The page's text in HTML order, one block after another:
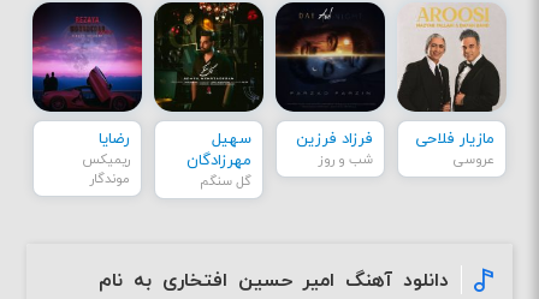
مازیار فلاحی
عروسی
فرزاد فرزین
شب و روز
سهیل
مهرزادگان
گل سنگم
رضایا
ریمیکس
موندگار
دانلود آهنگ امیر حسین افتخاری به نام